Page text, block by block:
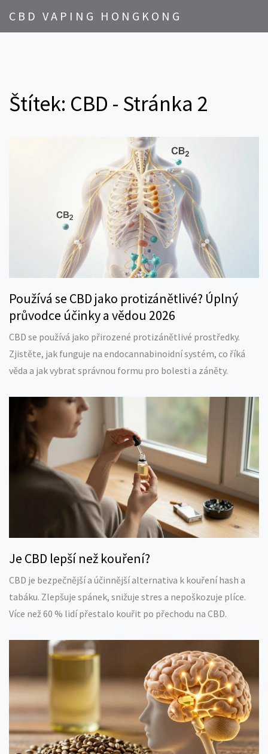
CBD VAPING HONGKONG
Štítek: CBD - Stránka 2
Používá se CBD jako protizánětlivé? Úplný
průvodce účinky a vědou 2026
CBD se používá jako přirozené protizánětlivé prostředky.
Zjistěte, jak funguje na endocannabinoidní systém, co říká
věda a jak vybrat správnou formu pro bolesti a záněty.
Je CBD lepší než kouření?
CBD je bezpečnější a účinnější alternativa k kouření hash a
tabáku. Zlepšuje spánek, snižuje stres a nepoškozuje plíce.
Více než 60 % lidí přestalo kouřit po přechodu na CBD.